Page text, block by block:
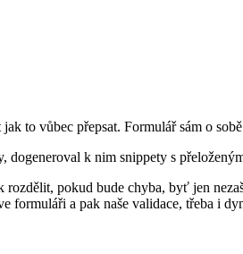
to vůbec přepsat. Formulář sám o
dogeneroval k nim snippety s
pokud bude chyba, byť jen
formuláři a pak naše validace, třeba i